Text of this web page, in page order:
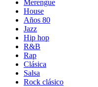
Merengue
House
Años 80
Jazz
Hip hop
R&B
Rap
Clásica
Salsa
Rock clásico